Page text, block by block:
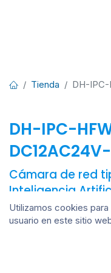
Tienda DH-IPC-
DH-IPC-
Cámara de red
Inteligencia
Cámara Bullet IP
Lente Varifocal
ANPR / Gestión de
Protección IP67 / IK10
Utilizamos cookies
usuario en este sitio